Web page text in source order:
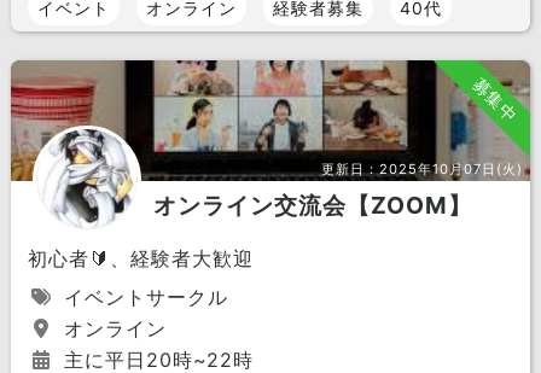
イベント オンライン 経験者募集 40代
募集中
更新日：2025年10月07日(火)
オンライン交流会【ZOOM】
初心者🔰、経験者大歓迎
イベントサークル
オンライン
主に平日20時~22時